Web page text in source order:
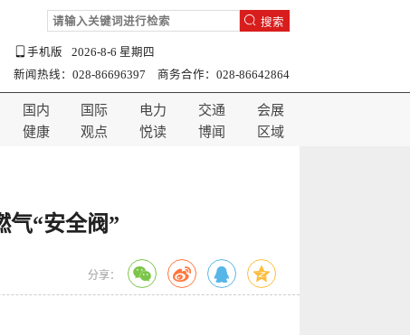
搜索
手机版
2026-8-6 星期四
新闻热线：028-86696397 商务合作：028-86642864
国内 国际 电力 交通
会展
健康 观点 悦读 博闻 区域
气“安全阀”
分享：